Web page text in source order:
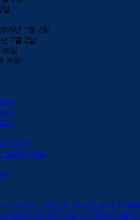
일
년 7월 2일
7월 2일
일
30일
자
자
자
이슈들
실행 이슈들
51편] 시나리오를 전혀 모른 채 시뮬
50편]기업 위기대응 시스템은 어떻게